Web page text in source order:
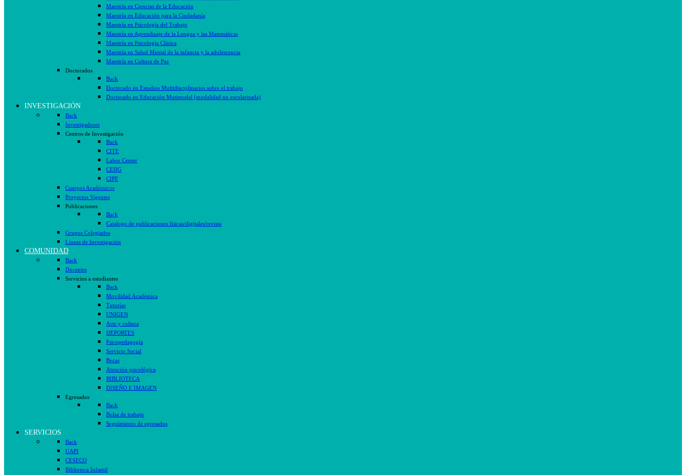
Maestría en Ciencias de la Educación
Maestría en Educación para la Ciudadanía
Maestría en Psicología del Trabajo
Maestría en Aprendizaje de la Lengua y las Matemáticas
Maestría en Psicología Clínica
Maestría en Salud Mental de la infancia y la adolescencia
Maestría en Cultura de Paz
Doctorados
Back
Doctorado en Estudios Multidisciplinarios sobre el trabajo
Doctorado en Educación Mutimodal (modalidad no escolarizada)
INVESTIGACIÓN
Back
Investigadores
Centros de Investigación
Back
CITE
Labor Center
CEIIG
CIPE
Cuerpos Académicos
Proyectos Vigentes
Publicaciones
Back
Catalogo de publicaciones físicas/digitales/revista
Grupos Colegiados
Líneas de Investigación
COMUNIDAD
Back
Docentes
Servicios a estudiantes
Back
Movilidad Académica
Tutorías
UNIGEN
Arte y cultura
DEPORTES
Psicopedagogía
Servicio Social
Becas
Atención psicológica
BIBLIOTECA
DISEÑO E IMAGEN
Egresados
Back
Bolsa de trabajo
Seguimiento de egresados
SERVICIOS
Back
UAPI
CESECO
Biblioteca Infantil